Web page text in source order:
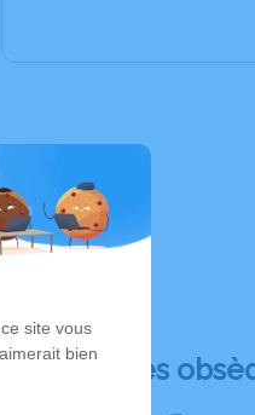
Déroulé des